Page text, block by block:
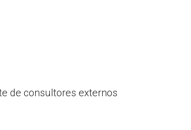
de consultores externos